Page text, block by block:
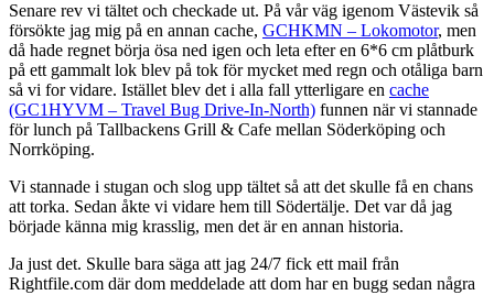
Senare rev vi tältet och checkade ut. På vår väg igenom Västevik så
försökte jag mig på en annan cache, GCHKMN – Lokomotor, men
då hade regnet börja ösa ned igen och leta efter en 6*6 cm plåtburk
på ett gammalt lok blev på tok för mycket med regn och otåliga barn
så vi for vidare. Istället blev det i alla fall ytterligare en cache
(GC1HYVM – Travel Bug Drive-In-North) funnen när vi stannade
för lunch på Tallbackens Grill & Cafe mellan Söderköping och
Norrköping.
Vi stannade i stugan och slog upp tältet så att det skulle få en chans
att torka. Sedan åkte vi vidare hem till Södertälje. Det var då jag
började känna mig krasslig, men det är en annan historia.
Ja just det. Skulle bara säga att jag 24/7 fick ett mail från
Rightfile.com där dom meddelade att dom har en bugg sedan några